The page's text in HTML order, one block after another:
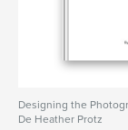
Designing the
De Heather Protz